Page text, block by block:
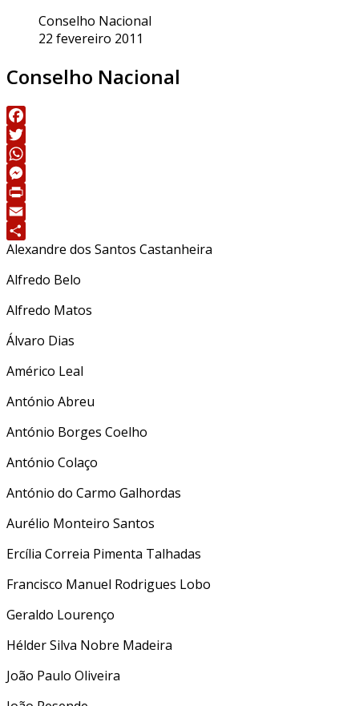
Conselho Nacional
22 fevereiro 2011
Conselho Nacional
Facebook
Twitter
WhatsApp
Messenger
Print
Email
Share
Alexandre dos Santos Castanheira
Alfredo Belo
Alfredo Matos
Álvaro Dias
Américo Leal
António Abreu
António Borges Coelho
António Colaço
António do Carmo Galhordas
Aurélio Monteiro Santos
Ercília Correia Pimenta Talhadas
Francisco Manuel Rodrigues Lobo
Geraldo Lourenço
Hélder Silva Nobre Madeira
João Paulo Oliveira